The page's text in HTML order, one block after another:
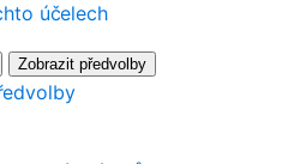
účelech
Zobrazit předvolby